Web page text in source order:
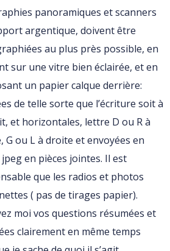
panoramiques et scanners
argentique, doivent être
au plus près possible, en
sur une vitre bien éclairée, et en
un papier calque derrière:
de telle sorte que l’écriture soit à
et horizontales, lettre D ou R à
G ou L à droite et envoyées en
en pièces jointes. Il est
que les radios et photos
( pas de tirages papier).
moi vos questions résumées et
clairement en même temps